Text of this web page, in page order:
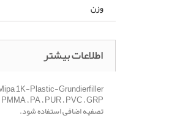
وزن
اطلاعات بیشتر
تصفیه اضافی استفاده شود.